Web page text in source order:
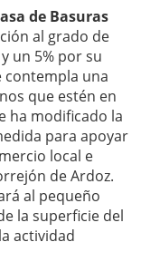
de Basuras
al grado de
un 5% por su
contempla una
que estén en
ha modificado la
para apoyar
local e
de Ardoz.
al pequeño
la superficie del
actividad